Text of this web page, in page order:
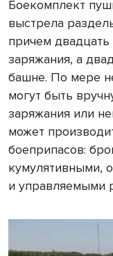
Боекомплект
выстрела
причем двадцать
заряжания, а
башне. По мере
могут быть
заряжания или
может
боеприпасов:
кумулятивными,
и управляемыми